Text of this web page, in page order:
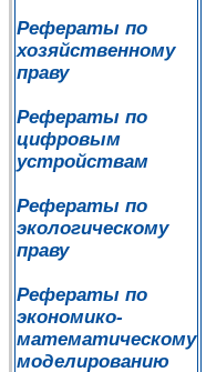
Рефераты по
хозяйственному
праву
Рефераты по
цифровым
устройствам
Рефераты по
экологическому
праву
Рефераты по
экономико-
математическому
моделированию